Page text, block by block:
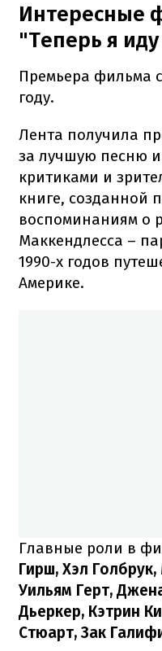
Интересные
"Теперь я
Премьера фильма
году.
Лента получила
за лучшую песню
критиками и
книге, созданной
воспоминаниям о
Маккендлесса –
1990-х годов
Америке.
Главные роли в
Гирш, Хэл
Уильям Герт,
Дьеркер, Кэтрин
Стюарт, Зак